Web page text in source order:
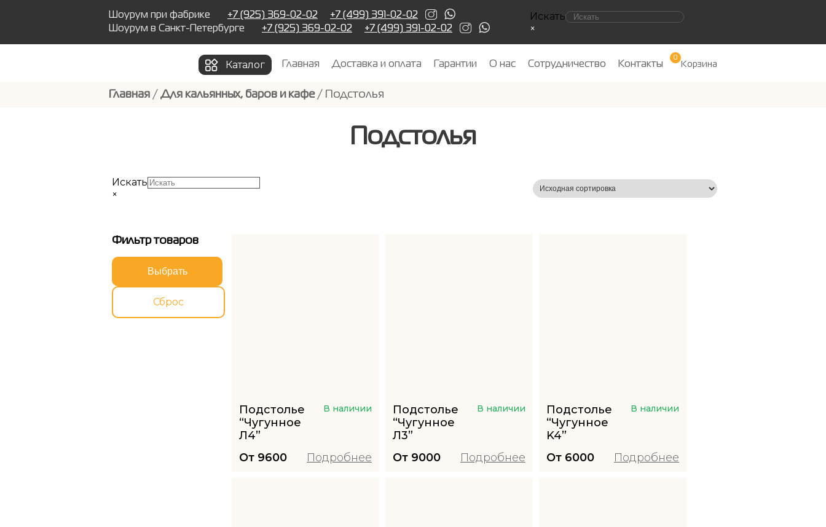
Шоурум при фабрике +7 (925) 369-02-02
+7 (499) 391-02-02
Шоурум в Санкт-Петербурге
+7 (925) 369-02-02 +7 (499) 391-02-02
Искать
×
Каталог Главная Доставка и оплата Гарантии О нас Сотрудничество Контакты
0
Корзина
Главная / Для кальянных, баров и кафе/ Подстолья
Подстолья
Искать
×
Фильтр товаров
Выбрать
Сброс
Подстолье
“Чугунное
Л4”
В наличии
От 9600 Подробнее
Подстолье
“Чугунное
Л3”
В наличии
От 9000 Подробнее
Подстолье
“Чугунное
K4”
В наличии
От 6000 Подробнее